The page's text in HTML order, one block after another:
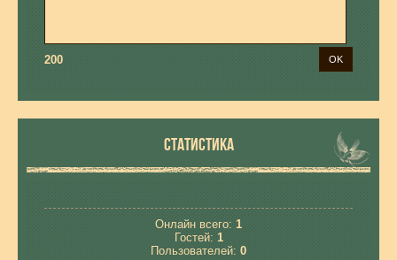
200
СТАТИСТИКА
Онлайн всего: 1
Гостей: 1
Пользователей: 0